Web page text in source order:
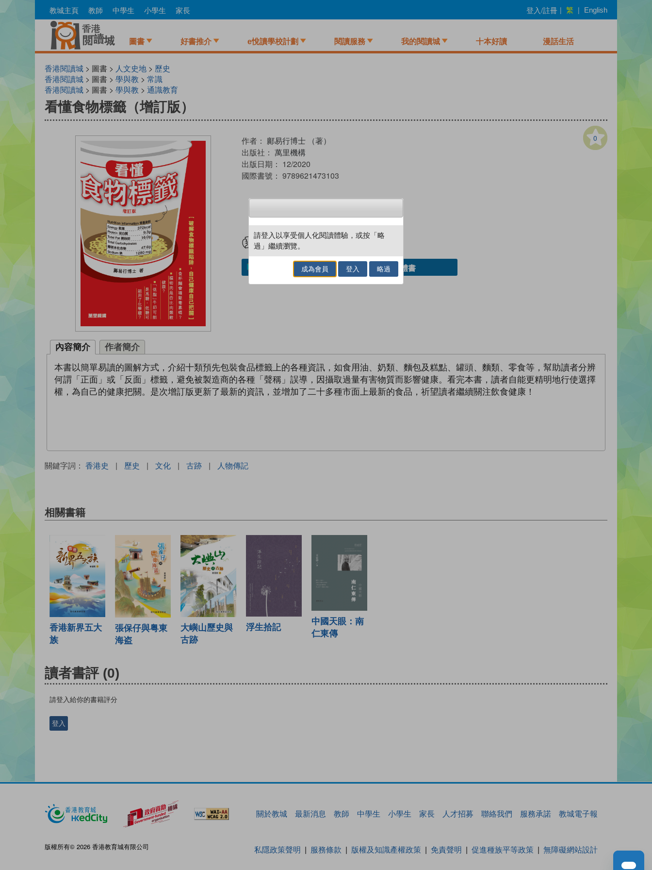
to
教城主頁 教師 中學生 小學生 家長 登入/註冊 | 繁 | English
圖書 好書推介 e悅讀學校計劃 閱讀服務 我的閱讀城 十本好讀 漫話生活
香港閱讀城 > 圖書 > 人文史地 > 歷史
香港閱讀城 > 圖書 > 學與教 > 常識
香港閱讀城 > 圖書 > 學與教 > 通識教育
看懂食物標籤（增訂版）
0
作者： 鄺易行博士 （著）
出版社： 萬里機構
出版日期： 12/2020
國際書號： 9789621473103
試閲 加入閱讀紀錄
加入／閱讀電子書 借閱實體書
內容簡介 作者簡介
本書以簡單易讀的圖解方式，介紹十類預先包裝食品標籤上的各種資訊，如食用油、奶類、麵包及糕點、罐頭、麵類、零食等，幫助讀者分辨
何謂「正面」或「反面」標籤，避免被製造商的各種「聲稱」誤導，因攝取過量有害物質而影響健康。看完本書，讀者自能更精明地行使選擇
權，為自己的健康把關。是次增訂版更新了最新的資訊，並增加了二十多種市面上最新的食品，祈望讀者繼續關注飲食健康！
關鍵字詞： 香港史 | 歷史 | 文化 | 古跡 | 人物傳記
相關書籍
香港新界五大
族
張保仔與粤東
海盗
大嶼山歷史與
古跡
浮生拾記
中國天眼：南
仁東傳
讀者書評 (0)
請登入給你的書籍評分
登入
關於教城 最新消息 教師 中學生 小學生 家長 人才招募 聯絡我們 服務承諾 教城電子報
版權所有© 2026 香港教育城有限公司 私隱政策聲明 服務條款 版權及知識產權政策 免責聲明 促進種族平等政策 無障礙網站設計
請登入以享受個人化閱讀體驗，或按「略
過」繼續瀏覽。
成為會員 登入 略過